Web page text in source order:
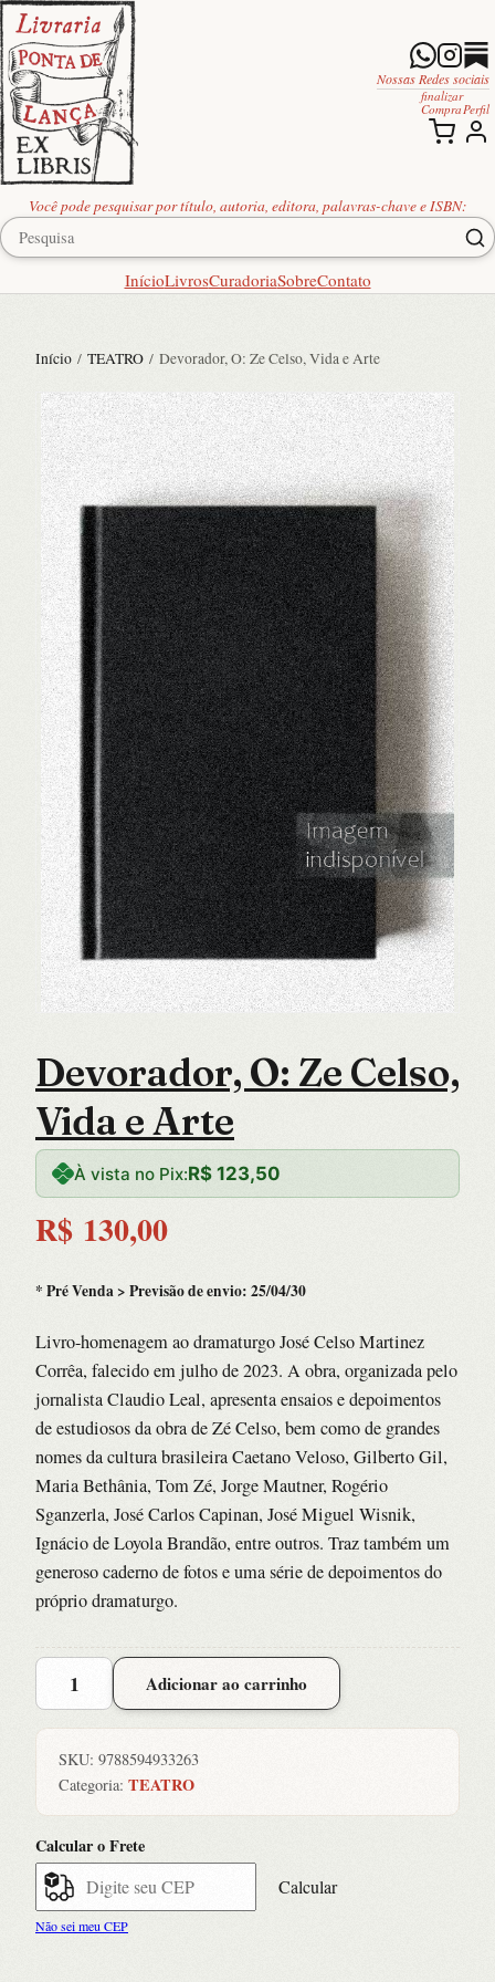
Você pode pesquisar por título, autoria, editora, palavras-chave e ISBN:
InícioLivrosCuradoriaSobreContato
Nossas Redes sociais
finalizar
Compra Perfil
Início / TEATRO / Devorador, O: Ze Celso, Vida e Arte
Devorador, O: Ze Celso,
Vida e Arte
À vista no Pix:R$ 123,50
R$ 130,00
* Pré Venda > Previsão de envio: 25/04/30
Livro-homenagem ao dramaturgo José Celso Martinez
Corrêa, falecido em julho de 2023. A obra, organizada pelo
jornalista Claudio Leal, apresenta ensaios e depoimentos
de estudiosos da obra de Zé Celso, bem como de grandes
nomes da cultura brasileira Caetano Veloso, Gilberto Gil,
Maria Bethânia, Tom Zé, Jorge Mautner, Rogério
Sganzerla, José Carlos Capinan, José Miguel Wisnik,
Ignácio de Loyola Brandão, entre outros. Traz também um
generoso caderno de fotos e uma série de depoimentos do
próprio dramaturgo.
Devorador,
Vida
quantidade
Adicionar ao carrinho
SKU: 9788594933263
Categoria: TEATRO
Calcular o Frete
Calcular
Não sei meu CEP